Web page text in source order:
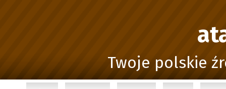
Twoje polskie